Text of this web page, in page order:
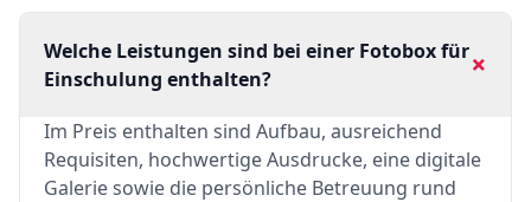
Welche Leistungen sind bei einer Fotobox für
Einschulung enthalten?
+
Im Preis enthalten sind Aufbau, ausreichend
Requisiten, hochwertige Ausdrucke, eine digitale
Galerie sowie die persönliche Betreuung rund